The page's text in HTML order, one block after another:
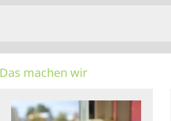
Das machen wir